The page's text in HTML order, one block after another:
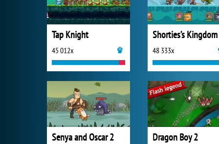
Tap Knight
45 012x
Shorties’s
48 333x
Senya and Oscar 2 Dragon Boy 2